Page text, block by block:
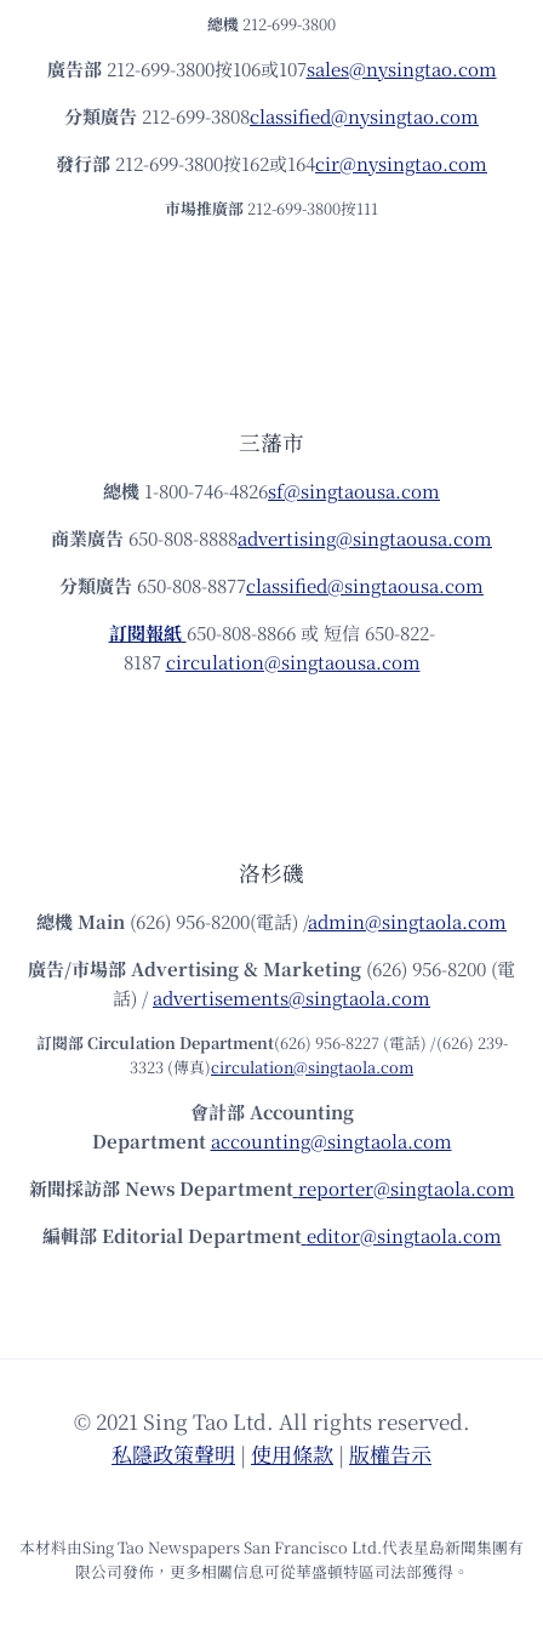
總機 212-699-3800
廣告部212-699-3800按106或107sales@nysingtao.com
分類廣告 212-699-3808classified@nysingtao.com
發⾏部 212-699-3800按162或164cir@nysingtao.com
市場推廣部 212-699-3800按111
三藩市
總機 1-800-746-4826sf@singtaousa.com
商業廣告 650-808-8888advertising@singtaousa.com
分類廣告 650-808-8877classified@singtaousa.com
訂閱報紙 650-808-8866 或 短信 650-822-
8187circulation@singtaousa.com
洛杉磯
總機Main (626) 956-8200(電話) /admin@singtaola.com
廣告/市場部Advertising & Marketing (626) 956-8200 (電
話) /advertisements@singtaola.com
訂閱部 Circulation Department(626) 956-8227 (電話) /(626) 239-
3323 (傳真)circulation@singtaola.com
會計部 Accounting
Department accounting@singtaola.com
新聞採訪部 News Department reporter@singtaola.com
編輯部 Editorial Department editor@singtaola.com
© 2021 Sing Tao Ltd. All rights reserved.
私隱政策聲明 | 使⽤條款 | 版權告⽰
本材料由Sing Tao Newspapers San Francisco Ltd.代表星島新聞集團有
限公司發佈，更多相關信息可從華盛頓特區司法部獲得。